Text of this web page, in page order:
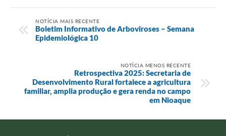
NOTÍCIA MAIS RECENTE
Boletim Informativo de Arboviroses – Semana
Epidemiológica 10
NOTÍCIA MENOS RECENTE
Retrospectiva 2025: Secretaria de
Desenvolvimento Rural fortalece a agricultura
familiar, amplia produção e gera renda no campo
em Nioaque